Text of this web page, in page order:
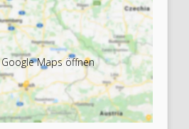
Google Maps öffnen